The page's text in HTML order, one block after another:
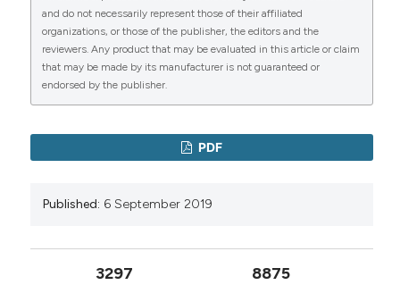
0
and do not necessarily represent those of their affiliated
organizations, or those of the publisher, the editors and the
reviewers. Any product that may be evaluated in this article or claim
that may be made by its manufacturer is not guaranteed or
endorsed by the publisher.
PDF
Published: 6 September 2019
3297 8875